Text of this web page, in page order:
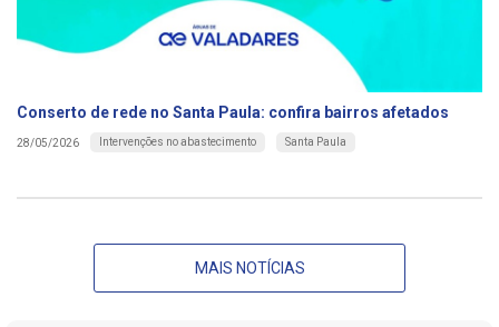
Conserto de rede no Santa Paula: confira bairros afetados
28/05/2026 Intervenções no abastecimento Santa Paula
MAIS NOTÍCIAS